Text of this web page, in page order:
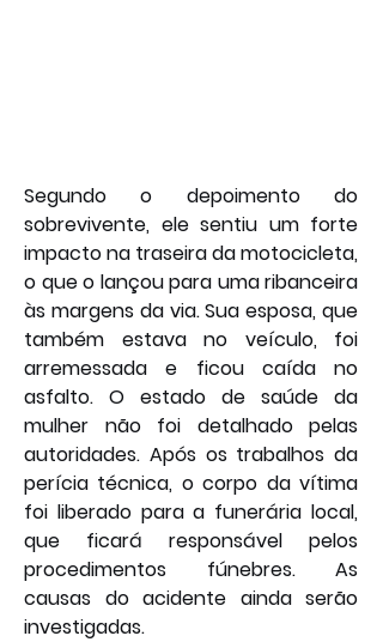
Segundo o depoimento do
sobrevivente, ele sentiu um forte
impacto na traseira da motocicleta,
o que o lançou para uma ribanceira
às margens da via. Sua esposa, que
também estava no veículo, foi
arremessada e ficou caída no
asfalto. O estado de saúde da
mulher não foi detalhado pelas
autoridades. Após os trabalhos da
perícia técnica, o corpo da vítima
foi liberado para a funerária local,
que ficará responsável pelos
procedimentos fúnebres. As
causas do acidente ainda serão
investigadas.